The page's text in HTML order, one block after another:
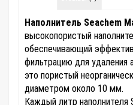
Наполнитель Seachem
высокопористый
обеспечивающий
фильтрацию для удаления
это пористый
диаметром около 10 мм.
Каждый литр